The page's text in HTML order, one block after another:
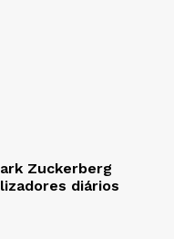
Zuckerberg
diários